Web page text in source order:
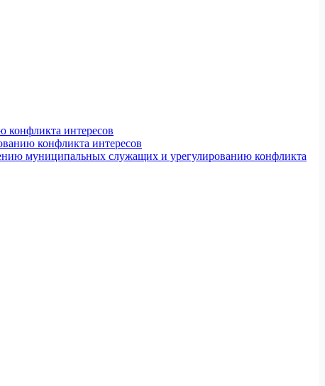
интересов
конфликта интересов
муниципальных служащих и урегулированию конфликта